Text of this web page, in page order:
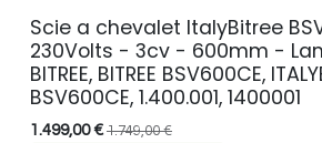
PROMO
Scie a chevalet ItalyBitree
230Volts - 3cv - 600mm -
BITREE, BITREE BSV600CE,
BSV600CE, 1.400.001, 1400001
1.499,00€ 1.749,00€